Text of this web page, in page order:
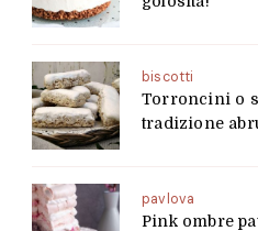
biscotti
Torroncini o
tradizione
pavlova
Pink ombre